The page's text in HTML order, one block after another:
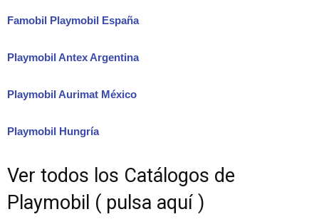
Famobil Playmobil España
Playmobil Antex Argentina
Playmobil Aurimat México
Playmobil Hungría
Ver todos los Catálogos de
Playmobil ( pulsa aquí )